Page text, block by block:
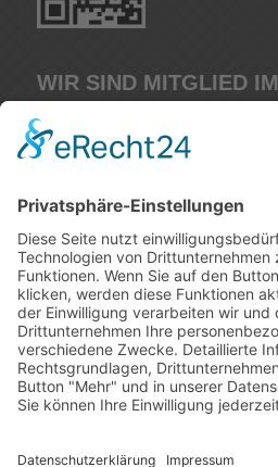
WIR SIND MITGLIED IM
IMPRESSUM